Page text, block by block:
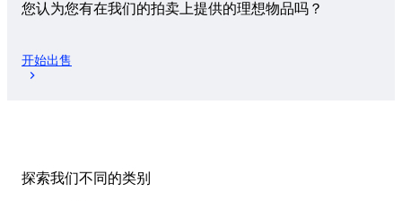
您认为您有在我们的拍卖上提供的理想物品吗？
开始出售
探索我们不同的类别